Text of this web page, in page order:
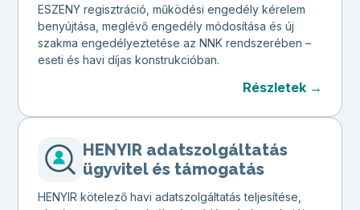
ESZENY regisztráció, működési engedély kérelem
benyújtása, meglévő engedély módosítása és új
szakma engedélyeztetése az NNK rendszerében –
eseti és havi díjas konstrukcióban.
Részletek →
HENYIR adatszolgáltatás
ügyvitel és támogatás
HENYIR kötelező havi adatszolgáltatás teljesítése,